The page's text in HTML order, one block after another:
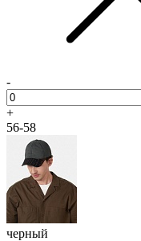
-
+
56-58
черный